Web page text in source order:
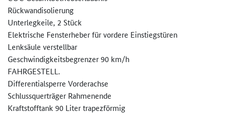
Rückwandisolierung
Unterlegkeile, 2 Stück
Elektrische Fensterheber für vordere Einstiegstüren
Lenksäule verstellbar
Geschwindigkeitsbegrenzer 90 km/h
FAHRGESTELL.
Differentialsperre Vorderachse
Schlussquerträger Rahmenende
Kraftstofftank 90 Liter trapezförmig